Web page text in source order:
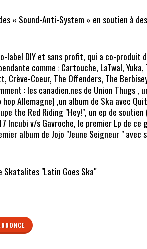
« Sound-Anti-System » en soutien à
label DIY et sans profit, qui a co-produit
comme : Cartouche, LaTwal, Yuka,
Crève-Coeur, The Offenders, The
: les canadien.nes de Union Thugs ,
Allemagne) ,un album de Ska avec
the Red Riding "Hey!", un ep de
Incubi v/s Gavroche, le premier Lp de ce
album de Jojo "Jeune Seigneur " avec
Skatalites "Latin Goes Ska"